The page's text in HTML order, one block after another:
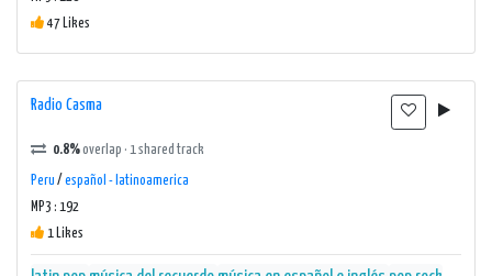
47 Likes
Radio Casma
0.8%overlap · 1 shared track
Peru / español - latinoamerica
MP3 : 192
1 Likes